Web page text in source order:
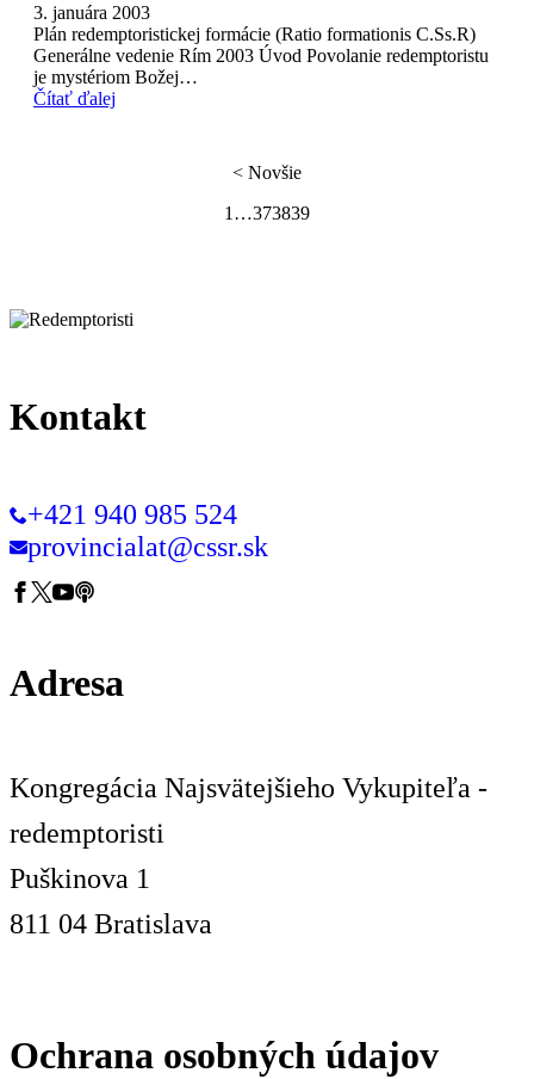
3. januára 2003
Plán redemptoristickej formácie (Ratio formationis C.Ss.R)
Generálne vedenie Rím 2003 Úvod Povolanie redemptoristu
je mystériom Božej…
Čítať ďalej
< Novšie
1 …373839
Kontakt
+421 940 985 524
provincialat@cssr.sk
Adresa
Kongregácia Najsvätejšieho Vykupiteľa -
redemptoristi
Puškinova 1
811 04 Bratislava
Ochrana osobných údajov